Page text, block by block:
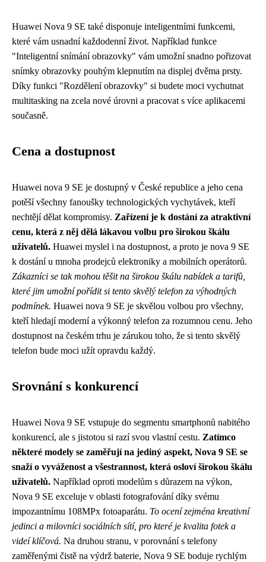
Huawei Nova 9 SE také disponuje inteligentními funkcemi,
které vám usnadní každodenní život. Například funkce
"Inteligentní snímání obrazovky" vám umožní snadno pořizovat
snímky obrazovky pouhým klepnutím na displej dvěma prsty.
Díky funkci "Rozdělení obrazovky" si budete moci vychutnat
multitasking na zcela nové úrovni a pracovat s více aplikacemi
současně.
Cena a dostupnost
Huawei nova 9 SE je dostupný v České republice a jeho cena
potěší všechny fanoušky technologických vychytávek, kteří
nechtějí dělat kompromisy. Zařízení je k dostání za atraktivní
cenu, která z něj dělá lákavou volbu pro širokou škálu
uživatelů. Huawei myslel i na dostupnost, a proto je nova 9 SE
k dostání u mnoha prodejců elektroniky a mobilních operátorů.
Zákazníci se tak mohou těšit na širokou škálu nabídek a tarifů,
které jim umožní pořídit si tento skvělý telefon za výhodných
podmínek. Huawei nova 9 SE je skvělou volbou pro všechny,
kteří hledají moderní a výkonný telefon za rozumnou cenu. Jeho
dostupnost na českém trhu je zárukou toho, že si tento skvělý
telefon bude moci užít opravdu každý.
Srovnání s konkurencí
Huawei Nova 9 SE vstupuje do segmentu smartphonů nabitého
konkurencí, ale s jistotou si razí svou vlastní cestu. Zatímco
některé modely se zaměřují na jediný aspekt, Nova 9 SE se
snaží o vyváženost a všestrannost, která osloví širokou škálu
uživatelů. Například oproti modelům s důrazem na výkon,
Nova 9 SE exceluje v oblasti fotografování díky svému
impozantnímu 108MPx fotoaparátu. To ocení zejména kreativní
jedinci a milovníci sociálních sítí, pro které je kvalita fotek a
videí klíčová. Na druhou stranu, v porovnání s telefony
zaměřenými čistě na výdrž baterie, Nova 9 SE boduje rychlým